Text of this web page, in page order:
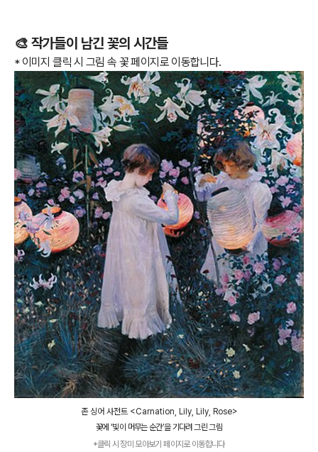
🎨 작가들이 남긴 꽃의 시간들
* 이미지 클릭 시 그림 속 꽃 페이지로 이동합니다.
존 싱어 사전트 <Carnation, Lily, Lily, Rose>
꽃에 ‘빛이 머무는 순간’을 기다려 그린 그림
*클릭 시 장미 모아보기 페이지로 이동합니다